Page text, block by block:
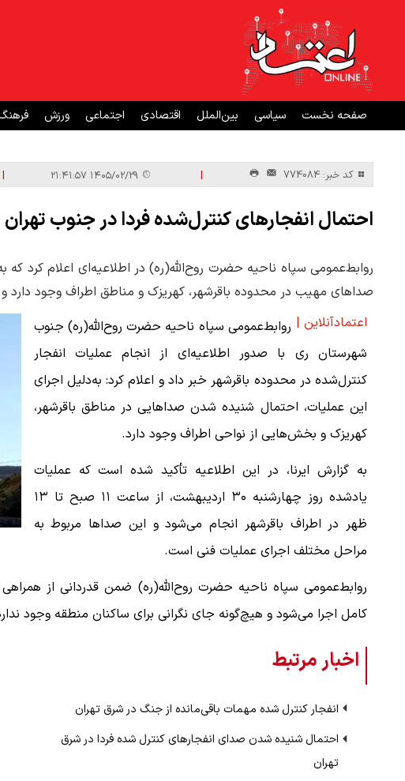
صفحه نخست سیاسی بین‌الملل اقتصادی اجتماعی ورزش
کد خبر: 774084 |
|
احتمال انفجارهای کنترل‌شده فردا در جنوب تهران
روابط‌عمومی سپاه ناحیه حضرت روح‌الله(ره) در اطلاعیه‌ای اعلام کرد
صداهای مهیب در محدوده باقرشهر، کهریزک و مناطق اطراف وجود دارد
اعتمادآنلاین | روابط‌عمومی سپاه ناحیه حضرت روح‌الله(ره) جنوب
شهرستان ری با صدور اطلاعیه‌ای از انجام عملیات انفجار
کنترل‌شده در محدوده باقرشهر خبر داد و اعلام کرد: به‌دلیل اجرای
این عملیات، احتمال شنیده شدن صداهایی در مناطق باقرشهر،
کهریزک و بخش‌هایی از نواحی اطراف وجود دارد.
به گزارش ایرنا، در این اطلاعیه تأکید شده است که عملیات
یادشده روز چهارشنبه ۳۰ اردیبهشت، از ساعت ۱۱ صبح تا ۱۳
ظهر در اطراف باقرشهر انجام می‌شود و این صداها مربوط به
مراحل مختلف اجرای عملیات فنی است.
روابط‌عمومی سپاه ناحیه حضرت روح‌الله(ره) ضمن قدردانی از
کامل اجرا می‌شود و هیچ‌گونه جای نگرانی برای ساکنان منطقه وجود
اخبار مرتبط
انفجار کنترل شده مهمات باقی‌مانده از جنگ در شرق تهران
احتمال شنیده شدن صدای انفجارهای کنترل شده فردا در شرق
تهران